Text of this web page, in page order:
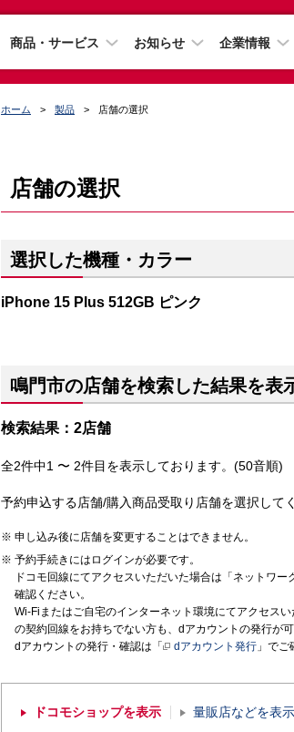
商品・サービス お知らせ 企業情報
ホーム 製品 店舗の選択
店舗の選択
選択した機種・カラー
iPhone 15 Plus 512GB ピンク
鳴門市の店舗を検索した結果を表
検索結果：2店舗
全2件中1 〜 2件目を表示しております。(50音順)
予約申込する店舗/購入商品受取り店舗を選択して
申し込み後に店舗を変更することはできません。
予約手続きにはログインが必要です。
ドコモ回線にてアクセスいただいた場合は「ネットワ
確認ください。
Wi-Fiまたはご自宅のインターネット環境にてアクセス
の契約回線をお持ちでない方も、dアカウントの発行が可
dアカウントの発行・確認は「
dアカウント発行 」でご
ドコモショップを表示 量販店などを表示